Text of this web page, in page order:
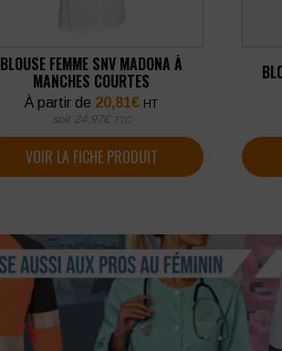
BLOUSE FEMME SNV MADONA À
MANCHES COURTES
À partir de 20,81€ HT
soit 24,97€ TTC
VOIR LA FICHE PRODUIT